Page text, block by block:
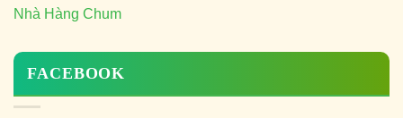
Nhà Hàng Chum
FACEBOOK